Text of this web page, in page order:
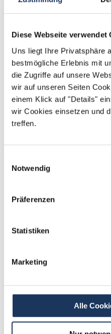
Diese Webseite verwendet
Uns liegt Ihre Privatsphäre
bestmögliche Erlebnis mit
die Zugriffe auf unsere
wir auf unseren Seiten
einem Klick auf "Details"
wir Cookies einsetzen und
treffen.
Notwendig
Präferenzen
Statistiken
Marketing
Alle
Ansprechpartnerin
Sie suchen eine neue
Zahnmedizin?
Praxis für Sie. Bei
unseren Stellen bin ich
Tel.: +49 (0) 521 / 911 730 42
bewerbung@dzas.de